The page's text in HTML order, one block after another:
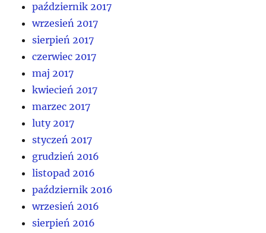
październik 2017
wrzesień 2017
sierpień 2017
czerwiec 2017
maj 2017
kwiecień 2017
marzec 2017
luty 2017
styczeń 2017
grudzień 2016
listopad 2016
październik 2016
wrzesień 2016
sierpień 2016